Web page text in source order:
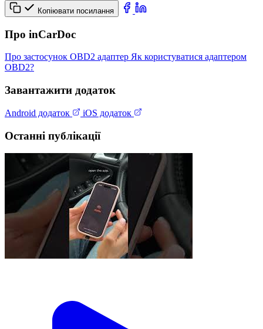
Копіювати посилання
Про inCarDoc
Про застосунок OBD2 адаптер Як користуватися адаптером
OBD2?
Завантажити додаток
Android додаток iOS додаток
Останні публікації